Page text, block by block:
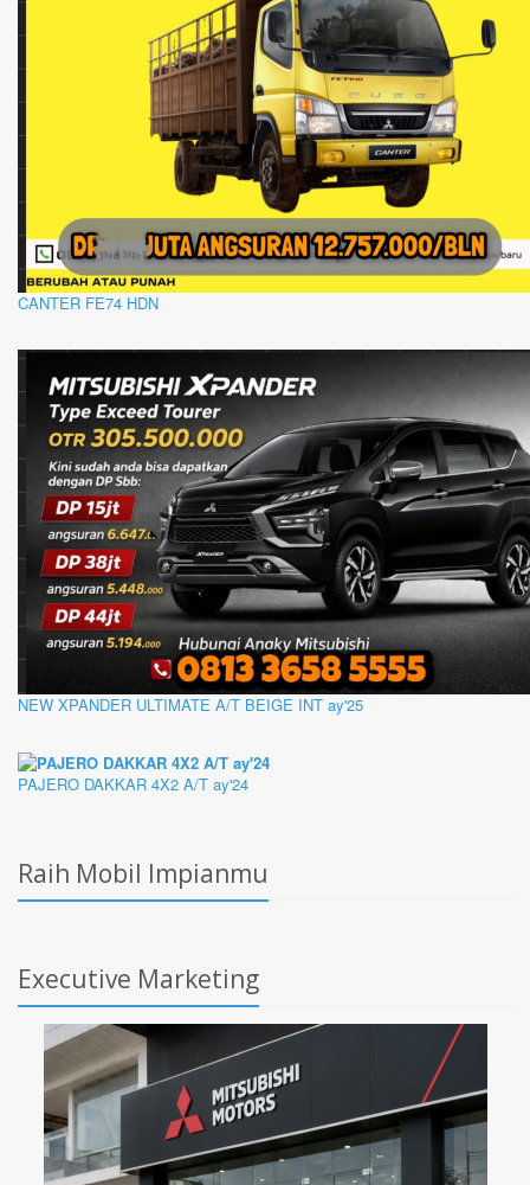
CANTER FE74 HDN
NEW XPANDER ULTIMATE A/T BEIGE INT ay'25
PAJERO DAKKAR 4X2 A/T ay'24
Raih Mobil Impianmu
Executive Marketing